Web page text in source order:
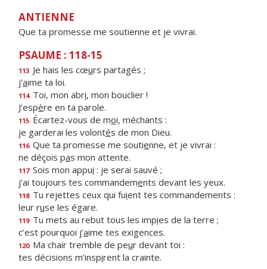
ANTIENNE
Que ta promesse me soutienne et je vivrai.
PSAUME : 118-15
113 Je hais les cœurs partagés ;
j’aime ta loi.
114 Toi, mon abri, mon bouclier !
J’espère en ta parole.
115 Écartez-vous de moi, méchants :
je garderai les volontés de mon Dieu.
116 Que ta promesse me soutienne, et je vivrai :
ne déçois pas mon attente.
117 Sois mon appui : je serai sauvé ;
j’ai toujours tes commandements devant les yeux.
118 Tu rejettes ceux qui fuient tes commandements :
leur ruse les égare.
119 Tu mets au rebut tous les impies de la terre ;
c’est pourquoi j’aime tes exigences.
120 Ma chair tremble de peur devant toi :
tes décisions m’inspirent la crainte.